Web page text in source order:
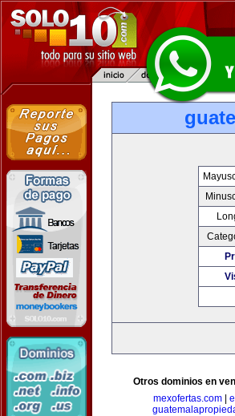
Otros dominios en
mexofertas.com